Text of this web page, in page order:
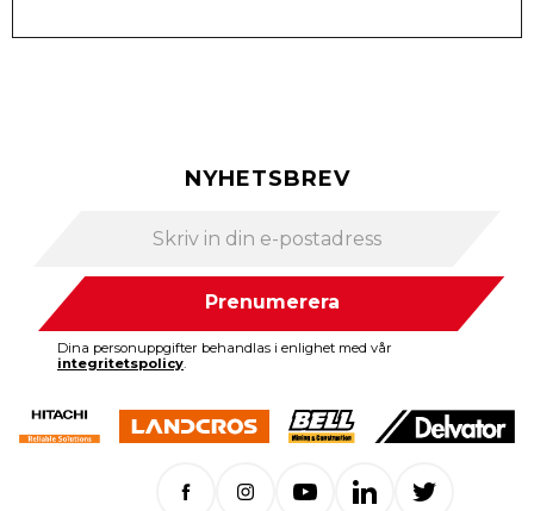
NYHETSBREV
Prenumerera
Dina personuppgifter behandlas i enlighet med vår
integritetspolicy.